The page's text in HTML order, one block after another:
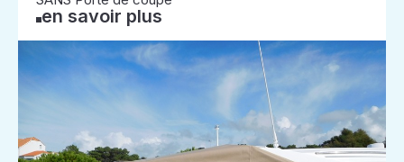
en savoir plus